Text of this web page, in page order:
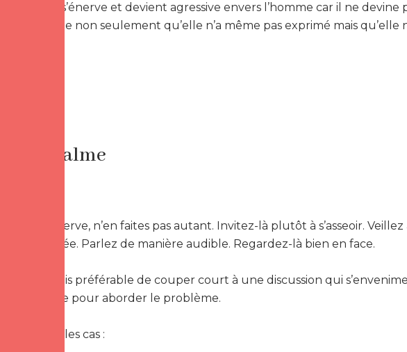
_ La femme s’énerve et devient agressive envers l’homme car il ne
besoin qu’elle non seulement qu’elle n’a même pas exprimé mais qu’elle
Rester calme
-* Si elle s’énerve, n’en faites pas autant. Invitez-là plutôt à s’asseoir.
attitude posée. Parlez de manière audible. Regardez-là bien en face.
-* Il est parfois préférable de couper court à une discussion qui
une accalmie pour aborder le problème.
-* Dans tous les cas :